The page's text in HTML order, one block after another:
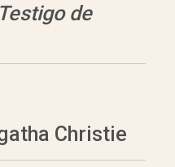
Testigo de
Christie